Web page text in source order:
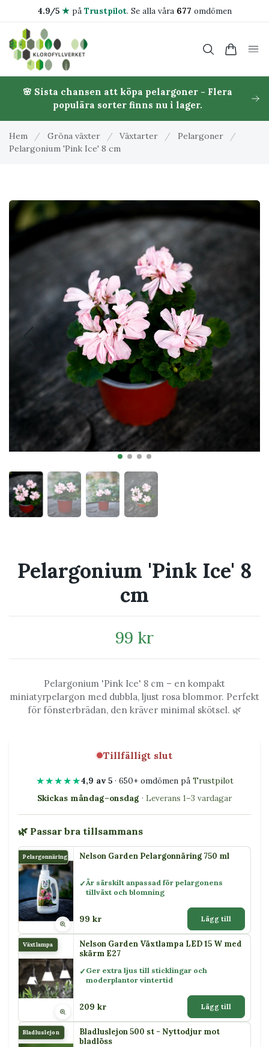
4.9/5 ★på Trustpilot. Se alla våra 677 omdömen
🌸 Sista chansen att köpa pelargoner - Flera
populära sorter finns nu i lager.
Hem / Gröna växter / Växtarter / Pelargoner
/
Pelargonium 'Pink Ice' 8 cm
Pelargonium 'Pink Ice' 8
cm
99 kr
Pelargonium 'Pink Ice' 8 cm – en kompakt
miniatyrpelargon med dubbla, ljust rosa blommor. Perfekt
för fönsterbrädan, den kräver minimal skötsel. 🌿
Tillfälligt slut
★★★★★4,9 av 5· 650+ omdömen på Trustpilot
Skickas måndag–onsdag · Leverans 1–3 vardagar
🌿 Passar bra tillsammans
Pelargonnäring Nelson Garden Pelargonnäring 750 ml
Är särskilt anpassad för pelargonens
tillväxt och blomning
99 kr Lägg till
Växtlampa
Nelson Garden Växtlampa LED 15 W med
skärm E27
Ger extra ljus till sticklingar och
moderplantor vintertid
209 kr Lägg till
Bladluslejon
Bladluslejon 500 st - Nyttodjur mot
bladlöss